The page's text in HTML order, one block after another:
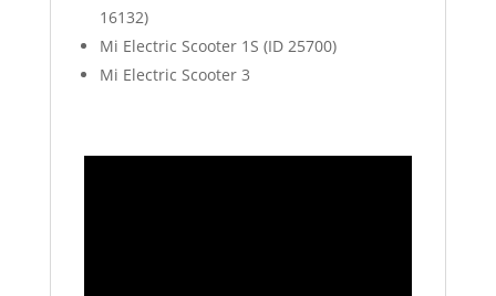
16132)
Mi Electric Scooter 1S (ID 25700)
Mi Electric Scooter 3